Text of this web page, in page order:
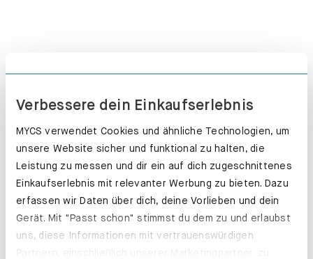
Verbessere dein Einkaufserlebnis
MYCS verwendet Cookies und ähnliche Technologien, um
unsere Website sicher und funktional zu halten, die
Leistung zu messen und dir ein auf dich zugeschnittenes
Einkaufserlebnis mit relevanter Werbung zu bieten. Dazu
erfassen wir Daten über dich, deine Vorlieben und dein
Gerät. Mit "Passt schon" stimmst du dem zu und erlaubst
uns, diese Informationen mit vertrauenswürdigen
Hosenhalter. Deine Hosen halten länger.